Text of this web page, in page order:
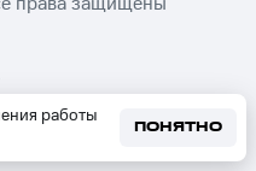
работы
ПОНЯТНО
права защищены